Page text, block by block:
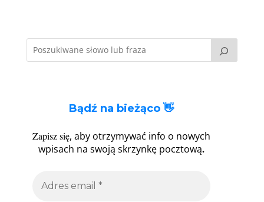
Bądź na bieżąco 👋
Zapisz się, aby otrzymywać info o nowych
wpisach na swoją skrzynkę pocztową.